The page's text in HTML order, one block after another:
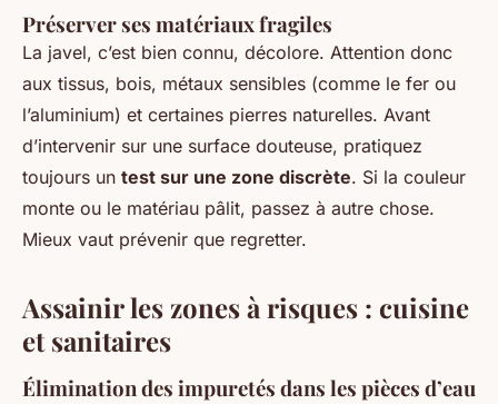
Préserver ses matériaux fragiles
La javel, c’est bien connu, décolore. Attention donc
aux tissus, bois, métaux sensibles (comme le fer ou
l’aluminium) et certaines pierres naturelles. Avant
d’intervenir sur une surface douteuse, pratiquez
toujours un test sur une zone discrète. Si la couleur
monte ou le matériau pâlit, passez à autre chose.
Mieux vaut prévenir que regretter.
Assainir les zones à risques : cuisine
et sanitaires
Élimination des impuretés dans les pièces d’eau